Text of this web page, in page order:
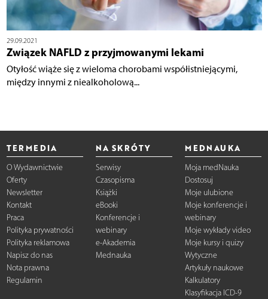
29.09.2021
Związek NAFLD z przyjmowanymi lekami
Otyłość wiąże się z wieloma chorobami współistniejącymi,
między innymi z niealkoholową...
TERMEDIA
O Wydawnictwie
Oferty
Newsletter
Kontakt
Praca
Polityka prywatności
Polityka reklamowa
Napisz do nas
Nota prawna
Regulamin
NA SKRÓTY
Serwisy
Czasopisma
Książki
eBooki
Konferencje i
webinary
e-Akademia
Mednauka
MEDNAUKA
Moja medNauka
Dostosuj
Moje ulubione
Moje konferencje i
webinary
Moje wykłady video
Moje kursy i quizy
Wytyczne
Artykuły naukowe
Kalkulatory
Klasyfikacja ICD-9